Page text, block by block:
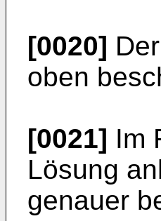
[0020]
oben
[0021] Im
Lösung
genauer